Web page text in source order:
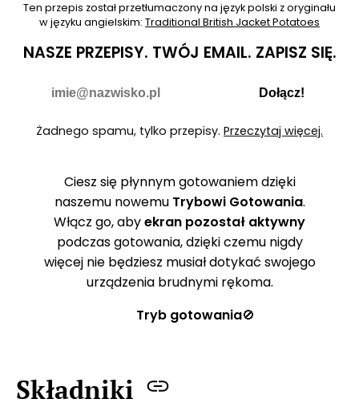
Ten przepis został przetłumaczony na język polski z oryginału
w języku angielskim: Traditional British Jacket Potatoes
NASZE PRZEPISY. TWÓJ EMAIL. ZAPISZ SIĘ.
Dołącz!
Żadnego spamu, tylko przepisy. Przeczytaj więcej.
Ciesz się płynnym gotowaniem dzięki
naszemu nowemu Trybowi Gotowania.
Włącz go, abyekran pozostał aktywny
podczas gotowania, dzięki czemu nigdy
więcej nie będziesz musiał dotykać swojego
urządzenia brudnymi rękoma.
Tryb gotowania🚫
Składniki